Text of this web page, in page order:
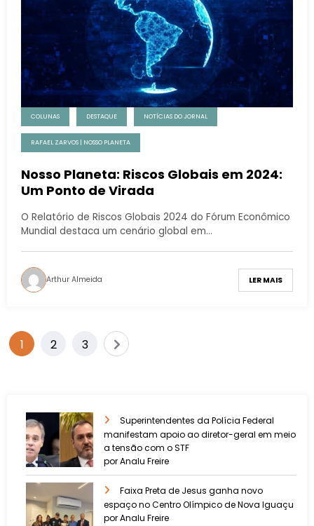
COLUNAS DESTAQUE NOTÍCIAS DO JORNAL
RAFAEL ZARVOS | NOSSO PLANETA
Nosso Planeta: Riscos Globais em 2024:
Um Ponto de Virada
O Relatório de Riscos Globais 2024 do Fórum Econômico
Mundial destaca um cenário global em…
Arthur Almeida LER MAIS
1 2 3
Superintendentes da Polícia Federal
manifestam apoio ao diretor-geral em meio
a tensão com o STF
por Analu Freire
Faixa Preta de Jesus ganha novo
espaço no Centro Olímpico de Nova Iguaçu
por Analu Freire